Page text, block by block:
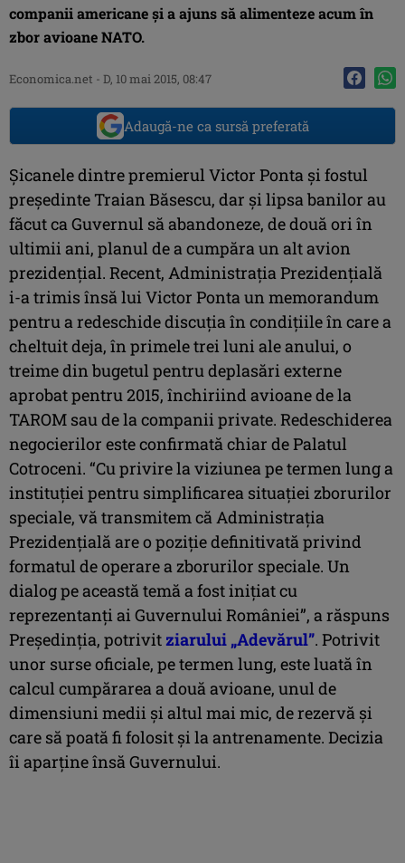
companii americane şi a ajuns să alimenteze acum în
zbor avioane NATO.
Economica.net - D, 10 mai 2015, 08:47
Adaugă-ne ca sursă preferată
Şicanele dintre premierul Victor Ponta şi fostul
preşedinte Traian Băsescu, dar şi lipsa banilor au
făcut ca Guvernul să abandoneze, de două ori în
ultimii ani, planul de a cumpăra un alt avion
prezidenţial. Recent, Administraţia Prezidenţială
i-a trimis însă lui Victor Ponta un memorandum
pentru a redeschide discuţia în condiţiile în care a
cheltuit deja, în primele trei luni ale anului, o
treime din bugetul pentru deplasări externe
aprobat pentru 2015, închiriind avioane de la
TAROM sau de la companii private. Redeschiderea
negocierilor este confirmată chiar de Palatul
Cotroceni. “Cu privire la viziunea pe termen lung a
instituţiei pentru simplificarea situaţiei zborurilor
speciale, vă transmitem că Administraţia
Prezidenţială are o poziţie definitivată privind
formatul de operare a zborurilor speciale. Un
dialog pe această temă a fost iniţiat cu
reprezentanţi ai Guvernului României”, a răspuns
Preşedinţia, potrivitziarului „Adevărul”. Potrivit
unor surse oficiale, pe termen lung, este luată în
calcul cumpărarea a două avioane, unul de
dimensiuni medii şi altul mai mic, de rezervă şi
care să poată fi folosit şi la antrenamente. Decizia
îi aparţine însă Guvernului.